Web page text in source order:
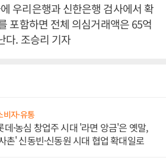
우리은행과 신한은행 검사에서 확
포함하면 전체 의심거래액은 65억
다. 조승리 기자
비자·유통
데·농심 창업주 시대 '라면 앙금'은 옛말,
촌' 신동빈·신동원 시대 협업 확대일로